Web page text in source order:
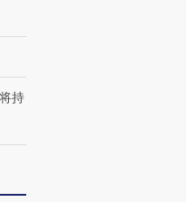
度Z世代 用街头抗争将教
持